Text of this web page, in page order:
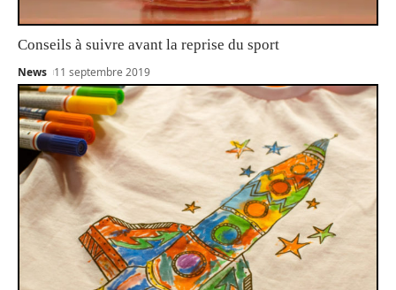
Conseils à suivre avant la reprise du sport
News 11 septembre 2019